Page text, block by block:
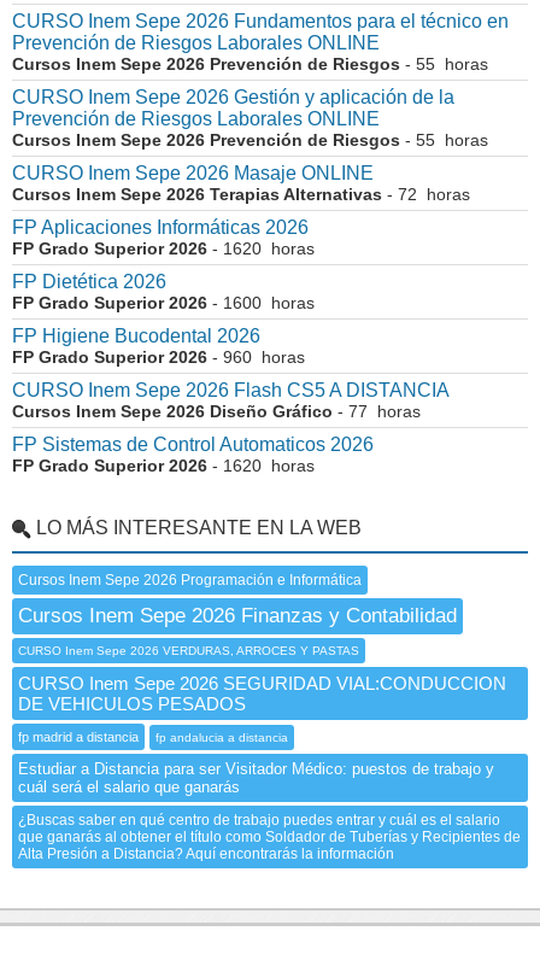
CURSO Inem Sepe 2026 Fundamentos para el técnico en
Prevención de Riesgos Laborales ONLINE
Cursos Inem Sepe 2026 Prevención de Riesgos - 55 horas
CURSO Inem Sepe 2026 Gestión y aplicación de la
Prevención de Riesgos Laborales ONLINE
Cursos Inem Sepe 2026 Prevención de Riesgos - 55 horas
CURSO Inem Sepe 2026 Masaje ONLINE
Cursos Inem Sepe 2026 Terapias Alternativas - 72 horas
FP Aplicaciones Informáticas 2026
FP Grado Superior 2026 - 1620 horas
FP Dietética 2026
FP Grado Superior 2026 - 1600 horas
FP Higiene Bucodental 2026
FP Grado Superior 2026 - 960 horas
CURSO Inem Sepe 2026 Flash CS5 A DISTANCIA
Cursos Inem Sepe 2026 Diseño Gráfico - 77 horas
FP Sistemas de Control Automaticos 2026
FP Grado Superior 2026 - 1620 horas
LO MÁS INTERESANTE EN LA WEB
Cursos Inem Sepe 2026 Programación e Informática
Cursos Inem Sepe 2026 Finanzas y Contabilidad
CURSO Inem Sepe 2026 VERDURAS, ARROCES Y PASTAS
CURSO Inem Sepe 2026 SEGURIDAD VIAL:CONDUCCION
DE VEHICULOS PESADOS
fp madrid a distancia fp andalucia a distancia
Estudiar a Distancia para ser Visitador Médico: puestos de trabajo y
cuál será el salario que ganarás
¿Buscas saber en qué centro de trabajo puedes entrar y cuál es el salario
que ganarás al obtener el título como Soldador de Tuberías y Recipientes de
Alta Presión a Distancia? Aquí encontrarás la información